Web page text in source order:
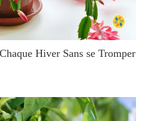
Hiver Sans se Tromper